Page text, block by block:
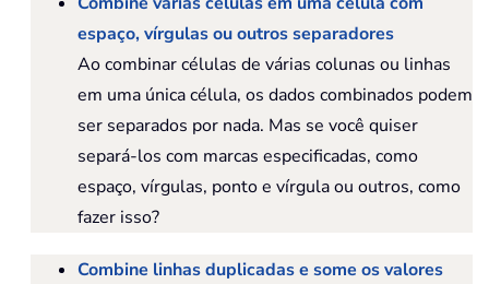
espaço, vírgulas ou outros separadores
Ao combinar células de várias colunas ou linhas
em uma única célula, os dados combinados podem
ser separados por nada. Mas se você quiser
separá-los com marcas especificadas, como
espaço, vírgulas, ponto e vírgula ou outros, como
fazer isso?
Combine linhas duplicadas e some os valores